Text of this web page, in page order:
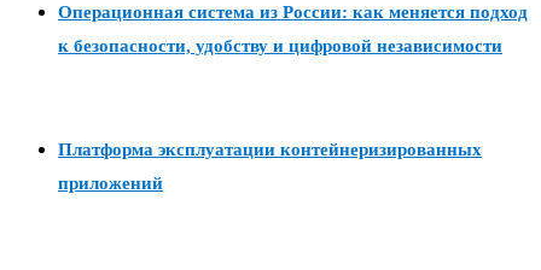
Операционная система из России: как меняется подход
к безопасности, удобству и цифровой независимости
Платформа эксплуатации контейнеризированных
приложений